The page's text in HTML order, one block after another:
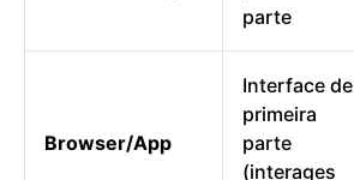
parte
Browser/App
Interface de
primeira
parte
(interages